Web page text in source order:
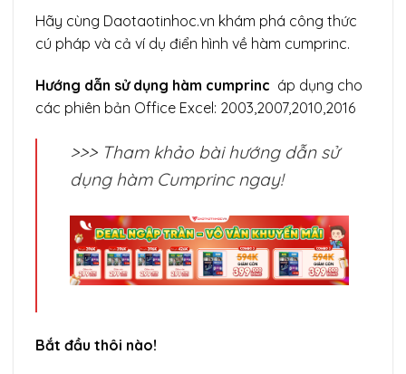
Hãy cùng Daotaotinhoc.vn khám phá công thức
cú pháp và cả ví dụ điển hình về hàm cumprinc.
Hướng dẫn sử dụng hàm cumprinc áp dụng cho
các phiên bản Office Excel: 2003,2007,2010,2016
>>> Tham khảo bài hướng dẫn sử
dụng hàm Cumprinc ngay!
Bắt đầu thôi nào!